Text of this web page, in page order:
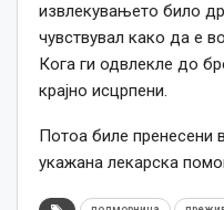
извлекувањето било
чувствувал како да е
Кога ги одвлекле до
крајно исцрпени.
Потоа биле пренесени
укажана лекарска